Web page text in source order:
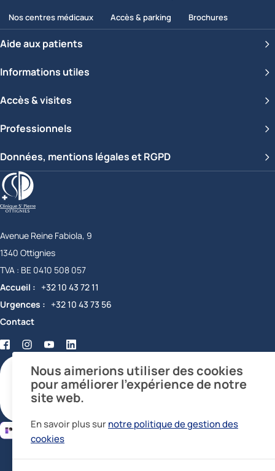
Nos centres médicaux Accès & parking Brochures
Aide aux patients
Informations utiles
Accès & visites
Professionnels
Données, mentions légales et RGPD
Clinique Saint-Pierre Ottignies
Avenue Reine Fabiola, 9
1340 Ottignies
Belgique
TVA : BE 0410 508 057
Accueil
+32 10 43 72 11
Urgences
+32 10 43 73 56
Contact
FacebookTwitterYouTubeLinkedIn
certificationsNous aimerions utiliser des cookies
pour améliorer l’expérience de notre
site web.
En savoir plus surnotre politique de gestion des
cookies